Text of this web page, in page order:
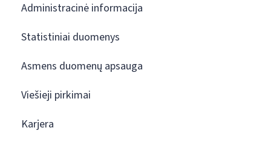
Administracinė informacija
Statistiniai duomenys
Asmens duomenų apsauga
Viešieji pirkimai
Karjera